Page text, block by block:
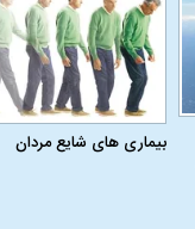
بیماری‌ های شایع مردان